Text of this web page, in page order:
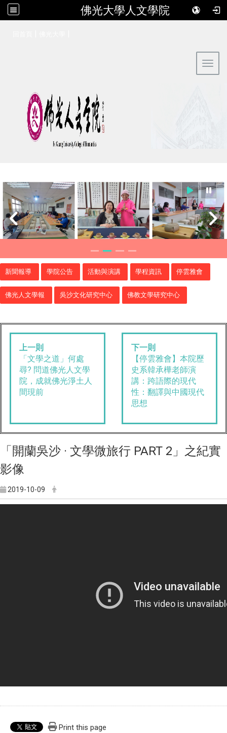
佛光大學人文學院
新聞報導 學院公告 活動與演講 學程資訊 停雲雅會
佛光人文學報 吳沙文化研究中心 佛教文學研究中心
上一則
「文學之道」何處
尋? 問道佛光人文學
院，成就佛光淨土人
間現前
下一則
【停雲雅會】本院歷
史系韓承樺老師演
講：跨語際的現代
性：翻譯與中國現代
思想
「開蘭吳沙 · 文學微旅行 PART 2」之紀實
影像
2019-10-09
Print this page